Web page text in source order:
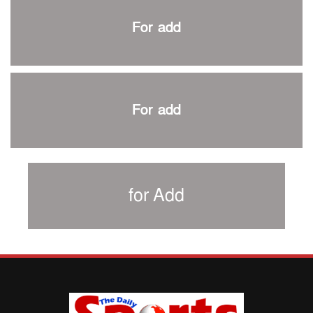
শান্ত-মুমিনুলদের ব্যাটে প্রথম দিন বাংলাদেশের
প্রচার বিমুখ এক ক্রীড়া অন্তপ্রাণ সংগঠক
সাফের হ্যাটট্রিক মিশনে থাইল্যান্ডের পথে আফঈদারা
বায়ার্নকে বিদায় করে ফাইনালে পিএসজি
আগামী বছর থেকে শিক্ষাক্ষেত্রে খেলাধুলা বাধ্যতামূলক করা হবে:
পাকিস্তানের বিপক্ষে টেস্টের আগে বাংলাদেশের প্রস্তুতি নিয়ে
For add
For add
for Add